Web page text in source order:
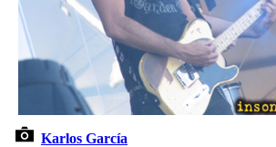
Karlos García